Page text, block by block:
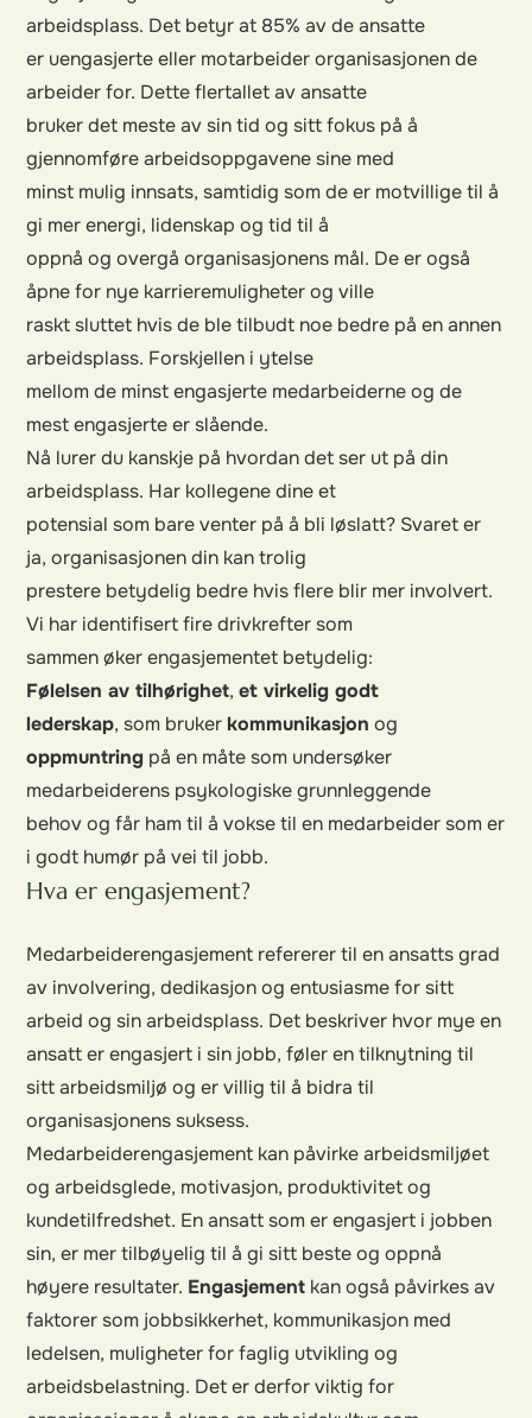
arbeidsplass. Det betyr at 85% av de ansatte
er uengasjerte eller motarbeider organisasjonen de
arbeider for. Dette flertallet av ansatte
bruker det meste av sin tid og sitt fokus på å
gjennomføre arbeidsoppgavene sine med
minst mulig innsats, samtidig som de er motvillige til å
gi mer energi, lidenskap og tid til å
oppnå og overgå organisasjonens mål. De er også
åpne for nye karrieremuligheter og ville
raskt sluttet hvis de ble tilbudt noe bedre på en annen
arbeidsplass. Forskjellen i ytelse
mellom de minst engasjerte medarbeiderne og de
mest engasjerte er slående.
Nå lurer du kanskje på hvordan det ser ut på din
arbeidsplass. Har kollegene dine et
potensial som bare venter på å bli løslatt? Svaret er
ja, organisasjonen din kan trolig
prestere betydelig bedre hvis flere blir mer involvert.
Vi har identifisert fire drivkrefter som
sammen øker engasjementet betydelig:
Følelsen av tilhørighet,et virkelig godt
lederskap, som brukerkommunikasjon og
oppmuntring på en måte som undersøker
medarbeiderens psykologiske grunnleggende
behov og får ham til å vokse til en medarbeider som er
i godt humør på vei til jobb.
Hva er engasjement?
Medarbeiderengasjement refererer til en ansatts grad
av involvering, dedikasjon og entusiasme for sitt
arbeid og sin arbeidsplass. Det beskriver hvor mye en
ansatt er engasjert i sin jobb, føler en tilknytning til
sitt arbeidsmiljø og er villig til å bidra til
organisasjonens suksess.
Medarbeiderengasjement kan påvirke arbeidsmiljøet
og arbeidsglede, motivasjon, produktivitet og
kundetilfredshet. En ansatt som er engasjert i jobben
sin, er mer tilbøyelig til å gi sitt beste og oppnå
høyere resultater. Engasjement kan også påvirkes av
faktorer som jobbsikkerhet, kommunikasjon med
ledelsen, muligheter for faglig utvikling og
arbeidsbelastning. Det er derfor viktig for